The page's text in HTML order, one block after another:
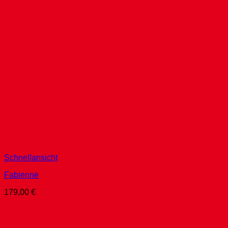
Schnellansicht
Fabienne
179,00 €